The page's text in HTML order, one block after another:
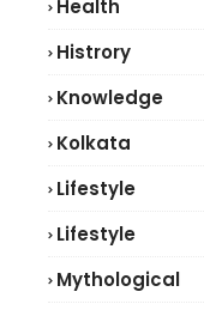
Health
Histrory
Knowledge
Kolkata
Lifestyle
Lifestyle
Mythological